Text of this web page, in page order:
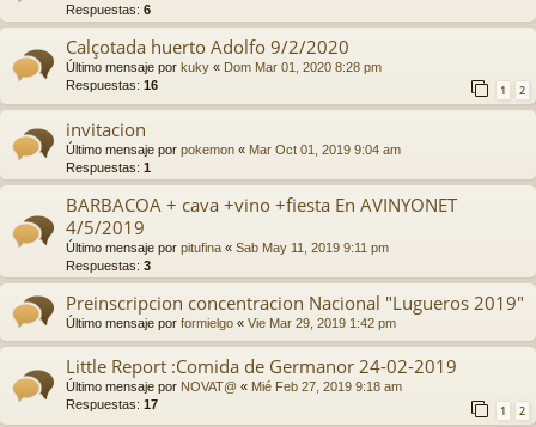
Respuestas: 6
Calçotada huerto Adolfo 9/2/2020
Último mensaje por kuky « Dom Mar 01, 2020 8:28 pm
Respuestas: 16 1 2
invitacion
Último mensaje por pokemon « Mar Oct 01, 2019 9:04 am
Respuestas: 1
BARBACOA + cava +vino +fiesta En AVINYONET
4/5/2019
Último mensaje por pitufina « Sab May 11, 2019 9:11 pm
Respuestas: 3
Preinscripcion concentracion Nacional "Lugueros 2019"
Último mensaje por formielgo « Vie Mar 29, 2019 1:42 pm
Little Report :Comida de Germanor 24-02-2019
Último mensaje por NOVAT@ « Mié Feb 27, 2019 9:18 am
Respuestas: 17 1 2